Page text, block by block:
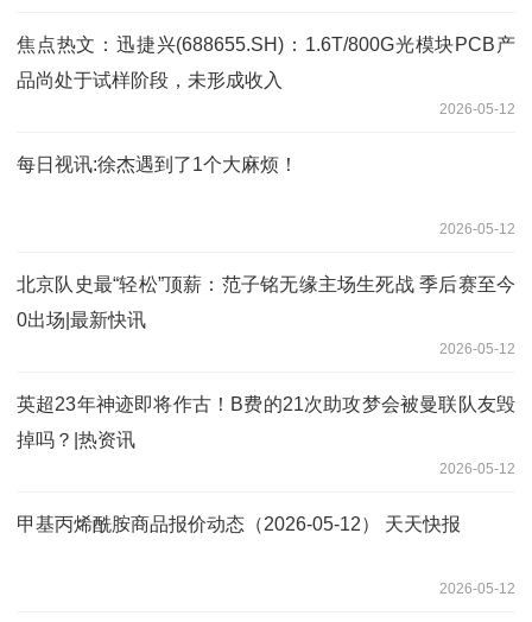
焦点热文：迅捷兴(688655.SH)：1.6T/800G光模块PCB产
品尚处于试样阶段，未形成收入
2026-05-12
每日视讯:徐杰遇到了1个大麻烦！
2026-05-12
北京队史最“轻松”顶薪：范子铭无缘主场生死战 季后赛至今
0出场|最新快讯
2026-05-12
英超23年神迹即将作古！B费的21次助攻梦会被曼联队友毁
掉吗？|热资讯
2026-05-12
甲基丙烯酰胺商品报价动态（2026-05-12） 天天快报
2026-05-12